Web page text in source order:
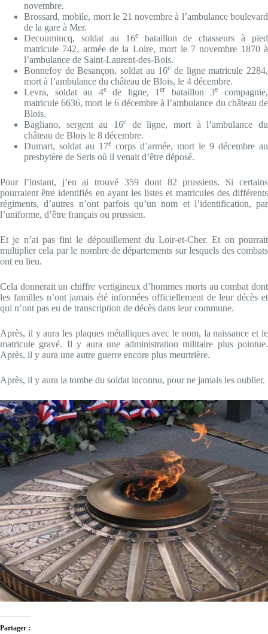
novembre.
Brossard, mobile, mort le 21 novembre à l’ambulance boulevard
de la gare à Mer.
Decoumincq, soldat au 16ebataillon de chasseurs à pied
matricule 742, armée de la Loire, mort le 7 novembre 1870 à
l’ambulance de Saint-Laurent-des-Bois.
Bonnefoy de Besançon, soldat au 16e de ligne matricule 2284,
mort à l’ambulance du château de Blois, le 4 décembre.
Levra, soldat au 4ede ligne, 1er bataillon 3e
compagnie,
matricule 6636, mort le 6 décembre à l’ambulance du château de
Blois.
Bagliano, sergent au 16e
de ligne, mort à l’ambulance du
château de Blois le 8 décembre.
Dumart, soldat au 17e corps d’armée, mort le 9 décembre au
presbytère de Seris où il venait d’être déposé.
Pour l’instant, j’en ai trouvé 359 dont 82 prussiens. Si certains
pourraient être identifiés en ayant les listes et matricules des différents
régiments, d’autres n’ont parfois qu’un nom et l’identification, par
l’uniforme, d’être français ou prussien.
Et je n’ai pas fini le dépouillement du Loir-et-Cher. Et on pourrait
multiplier cela par le nombre de départements sur lesquels des combats
ont eu lieu.
Cela donnerait un chiffre vertigineux d’hommes morts au combat dont
les familles n’ont jamais été informées officiellement de leur décès et
qui n’ont pas eu de transcription de décès dans leur commune.
Après, il y aura les plaques métalliques avec le nom, la naissance et le
matricule gravé. Il y aura une administration militaire plus pointue.
Après, il y aura une autre guerre encore plus meurtrière.
Après, il y aura la tombe du soldat inconnu, pour ne jamais les oublier.
Partager :